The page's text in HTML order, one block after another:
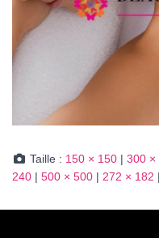
Taille : 150 × 150 | 300 ×
240 | 500 × 500 | 272 × 182 |